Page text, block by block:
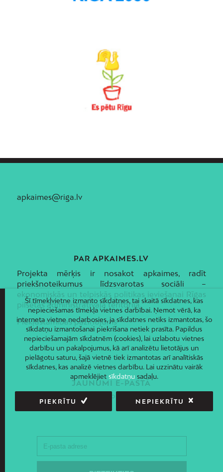
apkaimes@riga.lv
PAR APKAIMES.LV
Projekta mērķis ir nosakot apkaimes, radīt
priekšnoteikumus līdzsvarotas sociāli –
ekonomiskās un telpiskās politikas ieviešanai Rīgas
pilsētas administratīvajā teritorijā.
Piekļūstamības paziņojums
JAUNUMI E-PASTĀ
Piesakies un saņem jaunāko informāciju savā e-pastā!
Šī tīmekļvietne izmanto sīkdatnes, tai skaitā sīkdatnes, kas
nepieciešamas tīmekļa vietnes darbībai. Ņemot vērā, ka
interneta vietne nedarbosies, ja sīkdatnes netiks izmantotas, šo
sīkdatņu izmantošanai piekrišana netiek prasīta. Papildus
nepieciešamajām sīkdatnēm (cookies), lai uzlabotu vietnes
darbību un pakalpojumus, kā arī analizētu lietotājus un
pielāgotu saturu, šajā vietnē tiek izmantotas arī analītiskās
sīkdatnes, kas analizē vietnes darbību. Lai uzzinātu vairāk
apmeklējiet sīkdatņusadaļu.
PIEKRĪTU NEPIEKRĪTU